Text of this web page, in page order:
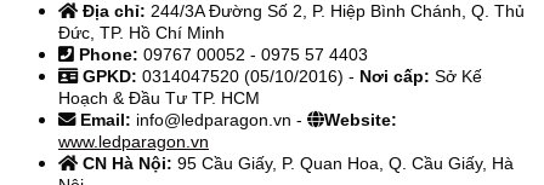
Địa chỉ: 244/3A Đường Số 2, P. Hiệp Bình Chánh, Q. Thủ
Đức, TP. Hồ Chí Minh
Phone: 09767 00052 - 0975 57 4403
GPKD: 0314047520 (05/10/2016) - Nơi cấp: Sở Kế
Hoạch & Đầu Tư TP. HCM
Email: info@ledparagon.vn -
Website:
www.ledparagon.vn
CN Hà Nội: 95 Cầu Giấy, P. Quan Hoa, Q. Cầu Giấy, Hà